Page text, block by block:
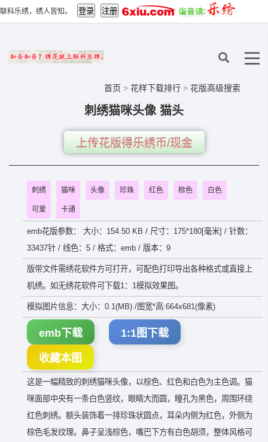
联科乐绣，绣人皆知。
首页 > 花样下载排行 > 花版高级搜索
刺绣猫咪头像 猫头
上传花版得乐绣币/现金
刺绣 猫咪 头像 珍珠 红色 棕色 白色
可爱 卡通
emb花版参数： 大小：154.50 KB / 尺寸：175*180[毫米] / 针数：
33437针 / 线色：5 / 格式：emb / 版本：9
版带文件需绣花软件方可打开，可配色打印导出各种格式或直接上
机绣。如无绣花软件可下载1：1模拟效果图。
模拟图片信息：大小：0.1(MB) /图宽*高:664x681(像素)
emb下载 1:1图下载
收藏本图
这是一幅精致的刺绣猫咪头像，以棕色、红色和白色为主色调。猫
咪面部中央有一条白色竖纹，眼睛大而圆，瞳孔为黑色，周围环绕
红色刺绣。额头装饰着一排珍珠状圆点，耳朵内侧为红色，外侧为
棕色毛发纹理。鼻子呈浅棕色，嘴巴下方有白色胡须，整体风格可